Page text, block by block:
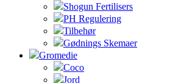
Shogun Fertilisers
PH Regulering
Tilbehør
Gødnings Skemaer
Gromedie
Coco
Jord